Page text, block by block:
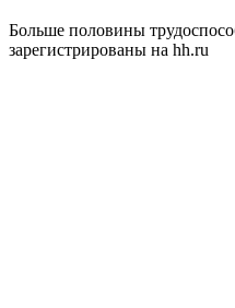
Больше половины
зарегистрированы на hh.ru